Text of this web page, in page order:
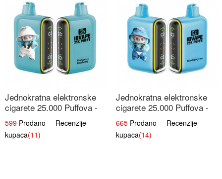
Jednokratna elektronske
cigarete 25.000 Puffova -
Kupina & Borovnica |
Šumska Voćna Mješavina
599 Prodano Recenzije
kupaca(11)
Jednokratna elektronske
cigarete 25.000 Puffova -
Jagodni Sladoled |
Kremasta Slatka Okus
665 Prodano Recenzije
kupaca(14)